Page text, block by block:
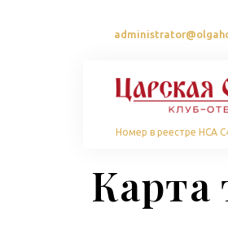
Номер в реестре НСА
Карта